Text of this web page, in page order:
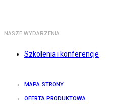
NASZE WYDARZENIA
Szkolenia i konferencje
MAPA STRONY
OFERTA PRODUKTOWA